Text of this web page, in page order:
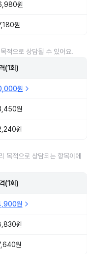
원
원
적으로 상담될 수 있어요.
(1회)
원
원
원
목적으로 상담되는 항목이에
(1회)
원
원
원